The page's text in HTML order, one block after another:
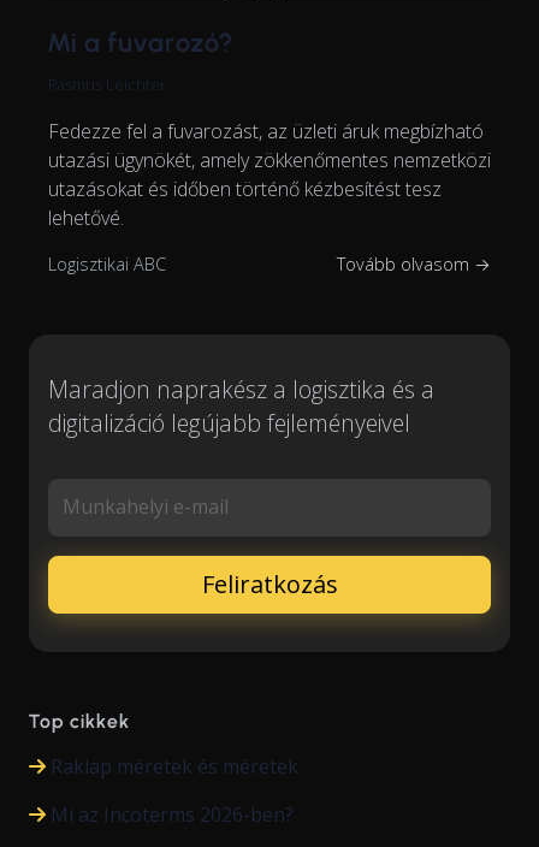
Mi a fuvarozó?
Rasmus Leichter
Fedezze fel a fuvarozást, az üzleti áruk megbízható
utazási ügynökét, amely zökkenőmentes nemzetközi
utazásokat és időben történő kézbesítést tesz
lehetővé.
Logisztikai ABC Tovább olvasom →
Maradjon naprakész a logisztika és a
digitalizáció legújabb fejleményeivel
Munkahelyi e-mail
Top cikkek
Raklap méretek és méretek
Mi az Incoterms 2026-ben?